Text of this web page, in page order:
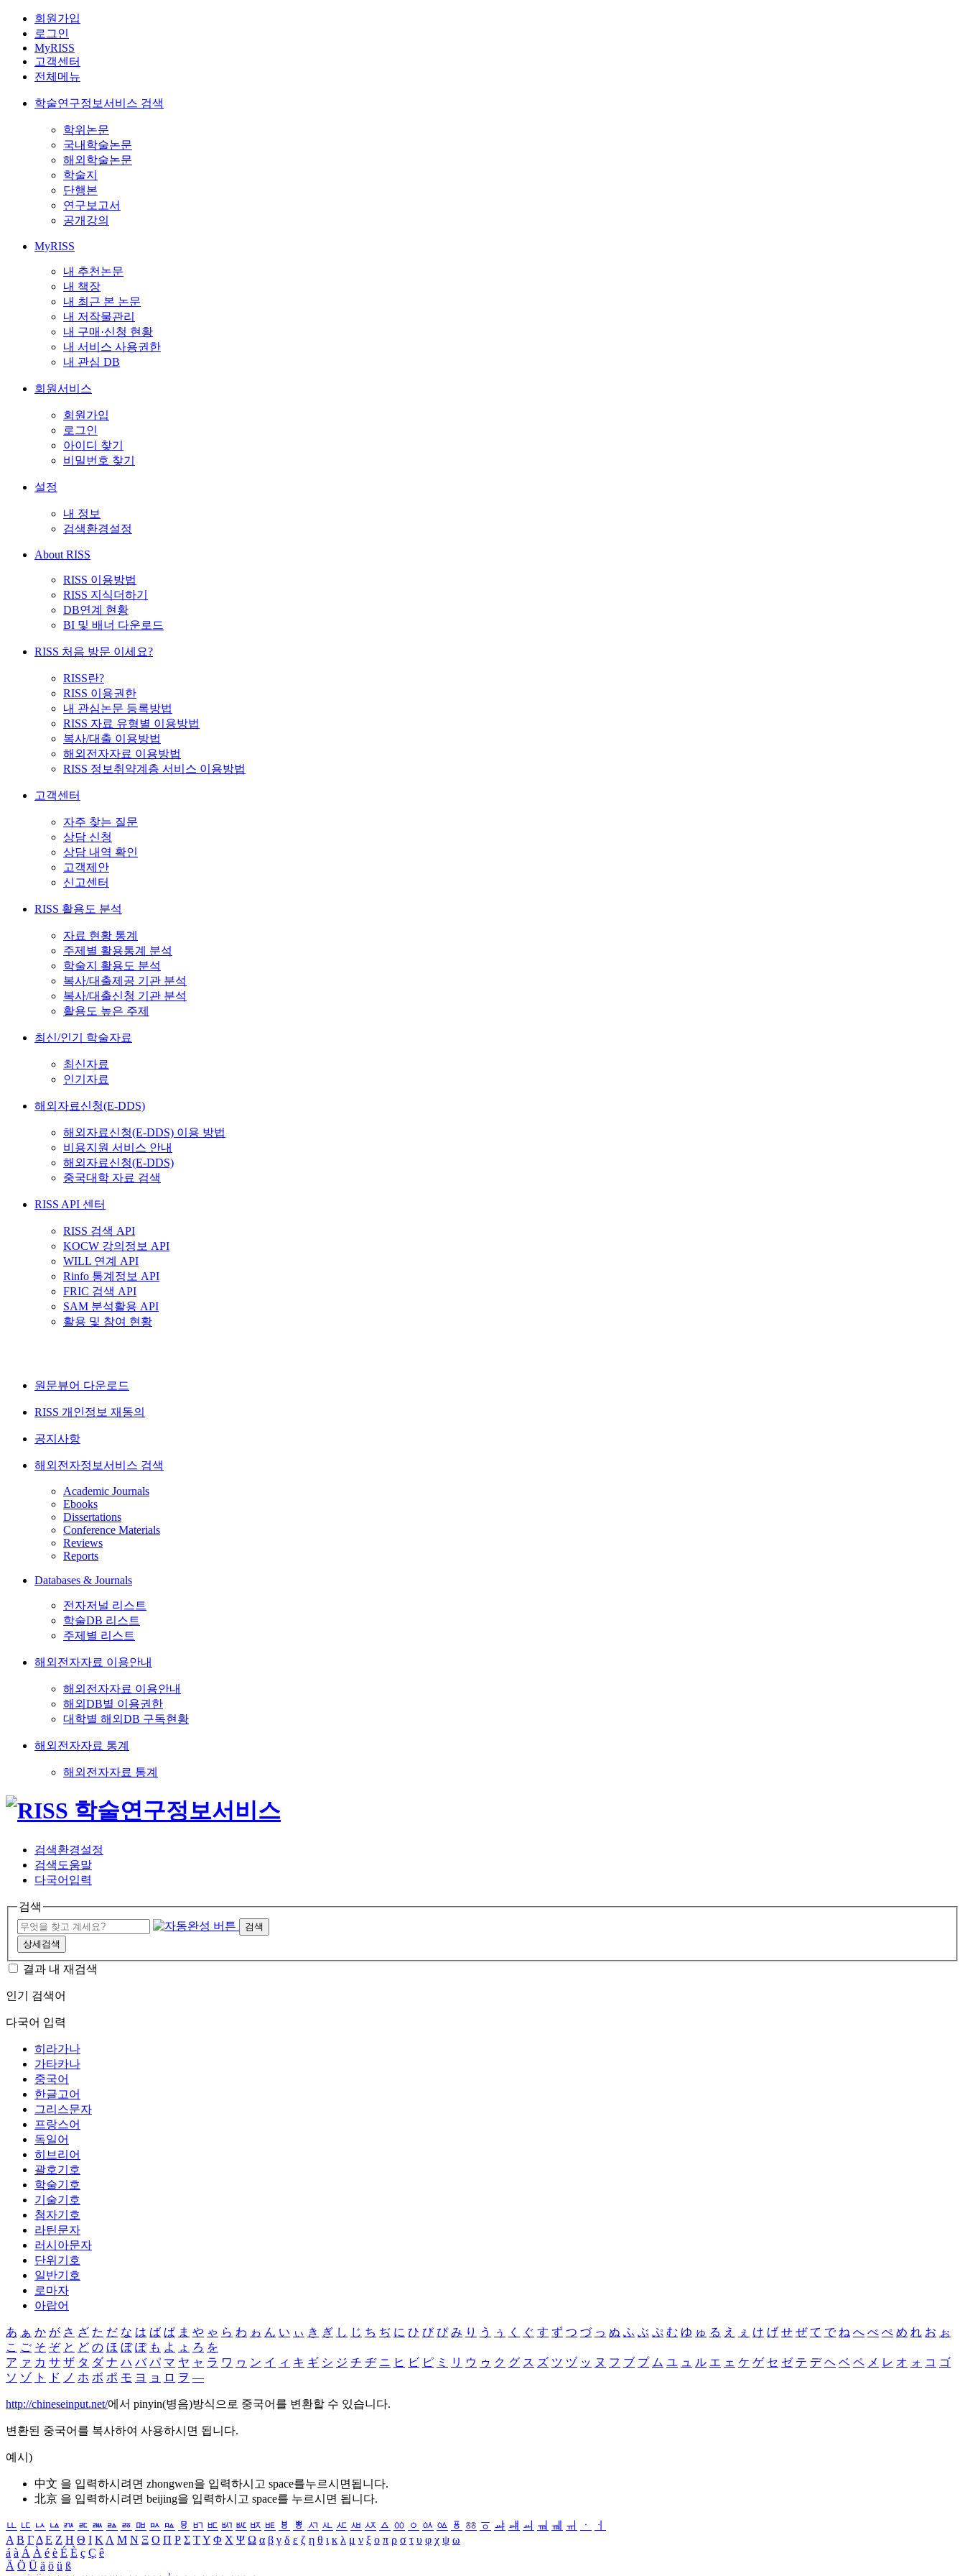
회원가입
로그인
MyRISS
고객센터
전체메뉴
학술연구정보서비스 검색
학위논문
국내학술논문
해외학술논문
학술지
단행본
연구보고서
공개강의
MyRISS
내 추천논문
내 책장
내 최근 본 논문
내 저작물관리
내 구매·신청 현황
내 서비스 사용권한
내 관심 DB
회원서비스
회원가입
로그인
아이디 찾기
비밀번호 찾기
설정
내 정보
검색환경설정
About RISS
RISS 이용방법
RISS 지식더하기
DB연계 현황
BI 및 배너 다운로드
RISS 처음 방문 이세요?
RISS란?
RISS 이용권한
내 관심논문 등록방법
RISS 자료 유형별 이용방법
복사/대출 이용방법
해외전자자료 이용방법
RISS 정보취약계층 서비스 이용방법
고객센터
자주 찾는 질문
상담 신청
상담 내역 확인
고객제안
신고센터
RISS 활용도 분석
자료 현황 통계
주제별 활용통계 분석
학술지 활용도 분석
복사/대출제공 기관 분석
복사/대출신청 기관 분석
활용도 높은 주제
최신/인기 학술자료
최신자료
인기자료
해외자료신청(E-DDS)
해외자료신청(E-DDS) 이용 방법
비용지원 서비스 안내
해외자료신청(E-DDS)
중국대학 자료 검색
RISS API 센터
RISS 검색 API
KOCW 강의정보 API
WILL 연계 API
Rinfo 통계정보 API
FRIC 검색 API
SAM 분석활용 API
활용 및 참여 현황
원문뷰어 다운로드
RISS 개인정보 재동의
공지사항
해외전자정보서비스 검색
Academic Journals
Ebooks
Dissertations
Conference Materials
Reviews
Reports
Databases & Journals
전자저널 리스트
학술DB 리스트
주제별 리스트
해외전자자료 이용안내
해외전자자료 이용안내
해외DB별 이용권한
대학별 해외DB 구독현황
해외전자자료 통계
해외전자자료 통계
검색환경설정
검색도움말
다국어입력
검색
검색
상세검색
결과 내 재검색
인기 검색어
다국어 입력
히라가나
가타카나
중국어
한글고어
그리스문자
프랑스어
독일어
히브리어
괄호기호
학술기호
기술기호
첨자기호
라틴문자
러시아문자
단위기호
일반기호
로마자
아랍어
あ ぁ か が さ ざ た だ な は ば ぱ ま や ゃ ら わ ゎ ん い ぃ き ぎ し じ ち ぢ に ひ び ぴ み り う ぅ く ぐ す ず つ づ っ ぬ ふ ぶ ぷ む ゆ ゅ る え ぇ け げ せ ぜ て で ね へ べ ぺ め れ お ぉ
こ ご そ ぞ と ど の ほ ぼ ぽ も よ ょ ろ を
ア ァ カ サ ザ タ ダ ナ ハ バ パ マ ヤ ャ ラ ワ ヮ ン イ ィ キ ギ シ ジ チ ヂ ニ ヒ ビ ピ ミ リ ウ ゥ ク グ ス ズ ツ ヅ ッ ヌ フ ブ プ ム ユ ュ ル エ ェ ケ ゲ セ ゼ テ デ ヘ ベ ペ メ レ オ ォ コ ゴ
ソ ゾ ト ド ノ ホ ボ ポ モ ヨ ョ ロ ヲ ―
http://chineseinput.net/에서 pinyin(병음)방식으로 중국어를 변환할 수 있습니다.
변환된 중국어를 복사하여 사용하시면 됩니다.
예시)
中文 을 입력하시려면 zhongwen을 입력하시고 space를누르시면됩니다.
北京 을 입력하시려면 beijing을 입력하시고 space를 누르시면 됩니다.
ㅥ ㅦ ㅧ ㅨ ㅩ ㅪ ㅫ ㅬ ㅭ ㅮ ㅯ ㅰ ㅱ ㅲ ㅳ ㅴ ㅵ ㅶ ㅷ ㅸ ㅹ ㅺ ㅻ ㅼ ㅽ ㅾ ㅿ ㆀ ㆁ ㆂ ㆃ ㆄ ㆅ ㆆ ㆇ ㆈ ㆉ ㆊ ㆋ ㆌ ㆍ
ㆎ
Α Β ΓΔ Ε Ζ Η Θ Ι ΚΛ Μ Ν Ξ Ο Π Ρ Σ ΤΥ Φ Χ Ψ Ω α β γ δ ε ζ η θ ι κ λ μ ν ξ ο π ρ σ τ υ φ χ ψ ω
á à Á À é è É È ç Ç ê
Ä Ö Ü ä ö ü ß